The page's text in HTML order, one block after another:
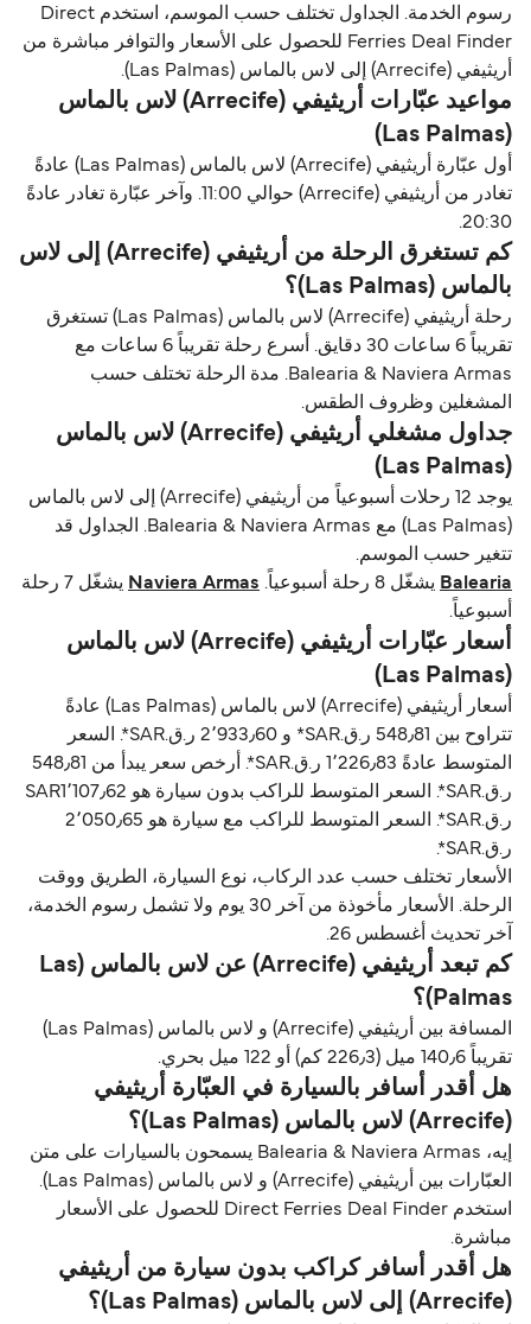
رسوم الخدمة. الجداول تختلف حسب الموسم، استخدم Direct
Ferries Deal Finder للحصول على الأسعار والتوافر مباشرة من
أريثيفي (Arrecife) إلى لاس بالماس (Las Palmas).
مواعيد عبّارات أريثيفي (Arrecife) لاس بالماس
(Las Palmas)
أول عبّارة أريثيفي (Arrecife) لاس بالماس (Las Palmas) عادةً
تغادر من أريثيفي (Arrecife) حوالي 11:00. وآخر عبّارة تغادر عادةً
20:30.
كم تستغرق الرحلة من أريثيفي (Arrecife) إلى لاس
بالماس (Las Palmas)؟
رحلة أريثيفي (Arrecife) لاس بالماس (Las Palmas) تستغرق
تقريباً 6 ساعات 30 دقايق. أسرع رحلة تقريباً 6 ساعات مع
Balearia & Naviera Armas. مدة الرحلة تختلف حسب
المشغلين وظروف الطقس.
جداول مشغلي أريثيفي (Arrecife) لاس بالماس
(Las Palmas)
يوجد 12 رحلات أسبوعياً من أريثيفي (Arrecife) إلى لاس بالماس
(Las Palmas) مع Balearia & Naviera Armas. الجداول قد
تتغير حسب الموسم.
Balearia يشغّل 8 رحلة أسبوعياً. Naviera Armas
يشغّل 7 رحلة
أسبوعياً.
أسعار عبّارات أريثيفي (Arrecife) لاس بالماس
(Las Palmas)
أسعار أريثيفي (Arrecife) لاس بالماس (Las Palmas) عادةً
تتراوح بين 548٫81 ر.ق.‏SAR* و 2٬933٫60 ر.ق.‏SAR*. السعر
المتوسط عادةً 1٬226٫83 ر.ق.‏SAR*. أرخص سعر يبدأ من 548٫81
ر.ق.‏SAR*. السعر المتوسط للراكب بدون سيارة هو SAR1٬107٫62
ر.ق.‏SAR*. السعر المتوسط للراكب مع سيارة هو 2٬050٫65
ر.ق.‏SAR*.
الأسعار تختلف حسب عدد الركاب، نوع السيارة، الطريق ووقت
الرحلة. الأسعار مأخوذة من آخر 30 يوم ولا تشمل رسوم الخدمة،
آخر تحديث أغسطس 26.
كم تبعد أريثيفي (Arrecife) عن لاس بالماس (Las
Palmas)؟
المسافة بين أريثيفي (Arrecife) و لاس بالماس (Las Palmas)
تقريباً 140٫6 ميل (226٫3 كم) أو 122 ميل بحري.
هل أقدر أسافر بالسيارة في العبّارة أريثيفي
(Arrecife) لاس بالماس (Las Palmas)؟
إيه، Balearia & Naviera Armas يسمحون بالسيارات على متن
العبّارات بين أريثيفي (Arrecife) و لاس بالماس (Las Palmas).
استخدم Direct Ferries Deal Finder للحصول على الأسعار
مباشرة.
هل أقدر أسافر كراكب بدون سيارة من أريثيفي
(Arrecife) إلى لاس بالماس (Las Palmas)؟